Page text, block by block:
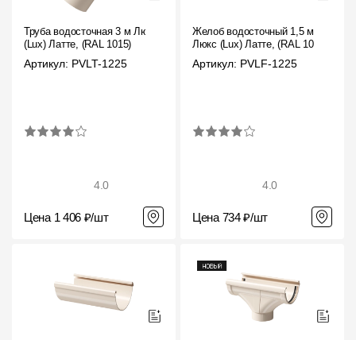
Труба водосточная 3 м Люкс
(Lux) Латте, (RAL 1015)
Артикул: PVLT-1225
4.0
Цена 1 406 ₽/шт
Желоб водосточный 1,5 м
Люкс (Lux) Латте, (RAL 1015)
Артикул: PVLF-1225
4.0
Цена 734 ₽/шт